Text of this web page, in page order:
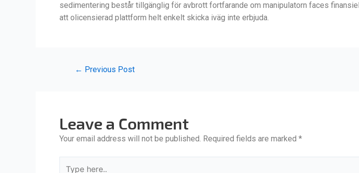
sedimentering består tillgänglig för avbrott fortfarande om manipulatorn faces
att olicensierad plattform helt enkelt skicka iväg inte erbjuda.
← Previous Post
Leave a Comment
Your email address will not be published. Required fields are marked *